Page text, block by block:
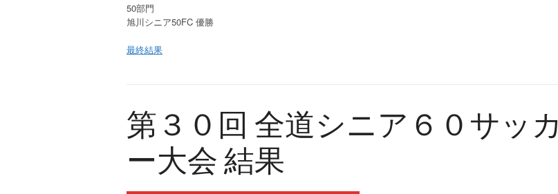
50部門
旭川シニア50FC 優勝
最終結果
第３０回 全道シニア６０サッカ
ー大会 結果